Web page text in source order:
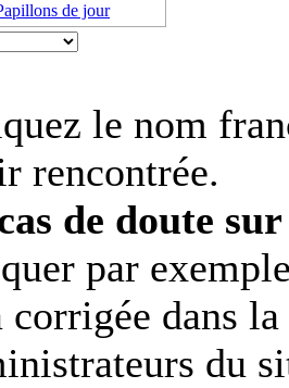
de jour
de nuit
le nom
rencontrée.
de doute
par
corrigée dans
du